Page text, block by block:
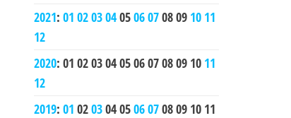
2021: 01 0203040506070809 10 11
12
2020: 01 0203040506070809 10 11
12
2019: 01 0203040506070809 10 11